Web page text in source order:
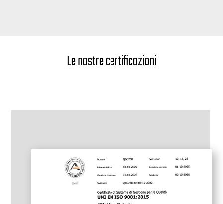
Le nostre certificazioni